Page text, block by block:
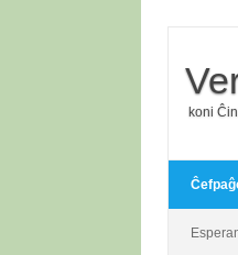
koni